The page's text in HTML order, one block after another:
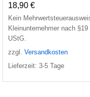
18,90 €
Kein
Kleinunternehmer nach §19
UStG.
zzgl. Versandkosten
Lieferzeit: 3-5 Tage